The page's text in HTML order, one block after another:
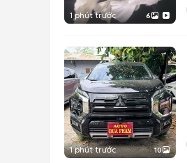
1 phút trước 6
1 phút trước 10